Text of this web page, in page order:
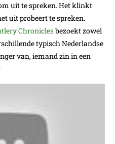
uit te spreken. Het klinkt
uit probeert te spreken.
Chroniclesbezoekt zowel
typisch Nederlandse
van, iemand zin in een